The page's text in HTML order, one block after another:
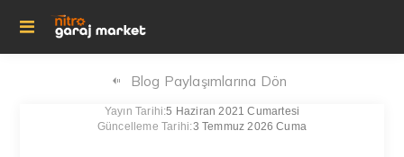
Blog Paylaşımlarına Dön
Yayın Tarihi:5 Haziran 2021 Cumartesi
Güncelleme Tarihi:3 Temmuz 2026 Cuma